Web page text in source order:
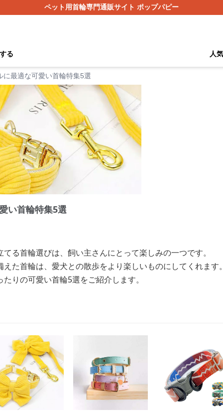
ペット用首輪専門通販サイト ポップパピー
る 人
に最適な可愛い首輪特集5選
い首輪特集5選
る首輪選びは、飼い主さんにとって楽しみの一つです。
た首輪は、愛犬との散歩をより楽しいものにしてくれます。
りの可愛い首輪5選をご紹介します。